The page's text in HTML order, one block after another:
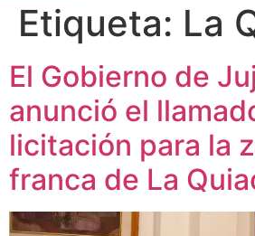
Etiqueta: La
El Gobierno de
anunció el
licitación para la
franca de La